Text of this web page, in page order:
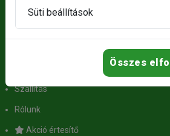
Panasz bejelentése
HASZNOS LINKEK
Szállítás
Rólunk
Akció értesítő
Süti beállítások
Összes